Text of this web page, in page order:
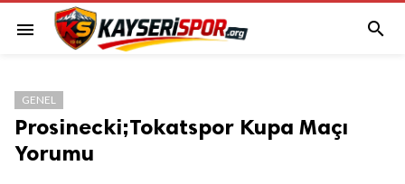
menu 
GENEL
Prosinecki;Tokatspor Kupa Maçı
Yorumu